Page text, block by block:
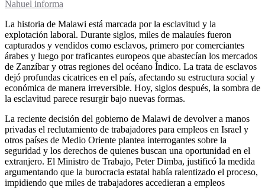
Nahuel informa
La historia de Malawi está marcada por la esclavitud y la
explotación laboral. Durante siglos, miles de malauíes fueron
capturados y vendidos como esclavos, primero por comerciantes
árabes y luego por traficantes europeos que abastecían los mercados
de Zanzíbar y otras regiones del océano Índico. La trata de esclavos
dejó profundas cicatrices en el país, afectando su estructura social y
económica de manera irreversible. Hoy, siglos después, la sombra de
la esclavitud parece resurgir bajo nuevas formas.
La reciente decisión del gobierno de Malawi de devolver a manos
privadas el reclutamiento de trabajadores para empleos en Israel y
otros países de Medio Oriente plantea interrogantes sobre la
seguridad y los derechos de quienes buscan una oportunidad en el
extranjero. El Ministro de Trabajo, Peter Dimba, justificó la medida
argumentando que la burocracia estatal había ralentizado el proceso,
impidiendo que miles de trabajadores accedieran a empleos